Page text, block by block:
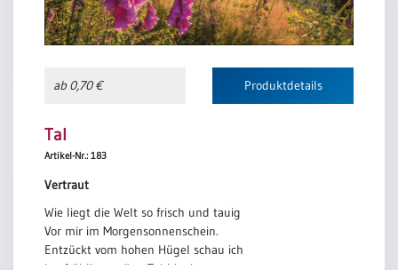
ab 0,70 € Produktdetails
Tal
Artikel-Nr.: 183
Vertraut
Wie liegt die Welt so frisch und tauig
Vor mir im Morgensonnenschein.
Entzückt vom hohen Hügel schau ich